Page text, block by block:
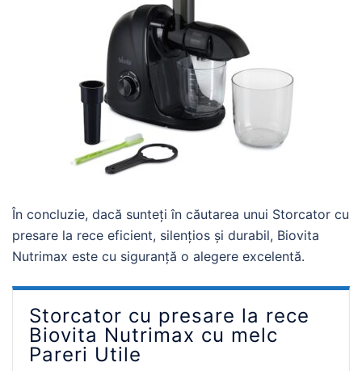
În concluzie, dacă sunteți în căutarea unui Storcator cu
presare la rece eficient, silențios și durabil, Biovita
Nutrimax este cu siguranță o alegere excelentă.
Storcator cu presare la rece
Biovita Nutrimax cu melc
Pareri Utile